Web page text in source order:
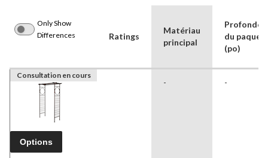
Only Show
Differences
Ratings
Matériau
principal
du paquet
(po)
Consultation en cours
Options
- -